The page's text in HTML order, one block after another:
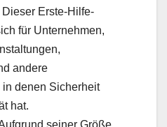
Dieser Erste-Hilfe-
für Unternehmen,
andere
denen Sicherheit
hat.